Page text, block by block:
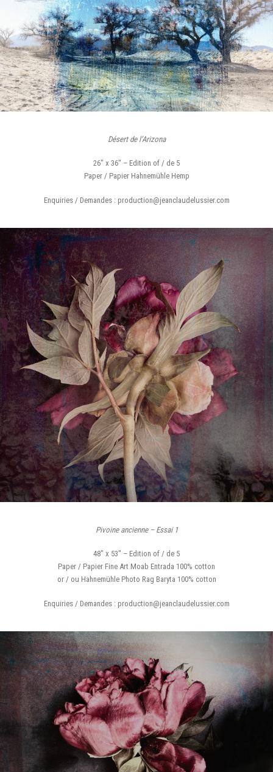
Désert de l’Arizona
26″ x 36″ – Edition of / de 5
Paper / Papier Hahnemühle Hemp
Enquiries / Demandes : production@jeanclaudelussier.com
Pivoine ancienne – Essai 1
48″ x 53″ – Edition of / de 5
Paper / Papier Fine Art Moab Entrada 100% cotton
or / ou Hahnemühle Photo Rag Baryta 100% cotton
Enquiries / Demandes : production@jeanclaudelussier.com